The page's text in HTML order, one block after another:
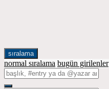
sıralama
normal sıralama bugün girilenler